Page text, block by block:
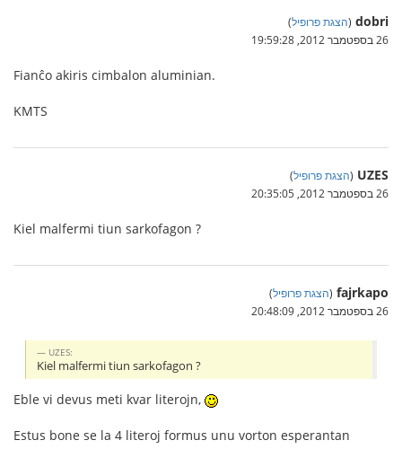
dobri
(הצגת פרופיל)
26 בספטמבר 2012, 19:59:28
Fianĉo akiris cimbalon aluminian.
KMTS
UZES
(הצגת פרופיל)
26 בספטמבר 2012, 20:35:05
Kiel malfermi tiun sarkofagon ?
fajrkapo
(הצגת פרופיל)
26 בספטמבר 2012, 20:48:09
UZES:
Kiel malfermi tiun sarkofagon ?
Eble vi devus meti kvar literojn,
Estus bone se la 4 literoj formus unu vorton esperantan